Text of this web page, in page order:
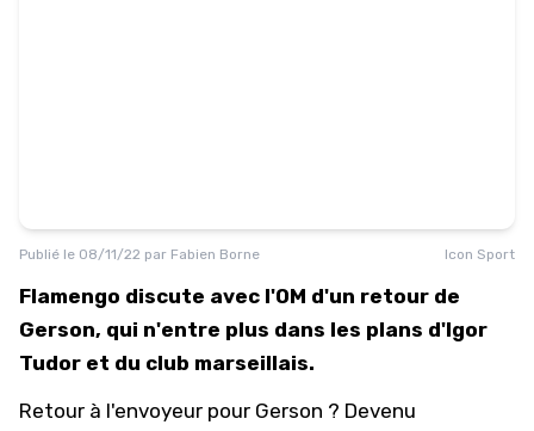
Publié le 08/11/22 par Fabien Borne Icon Sport
Flamengo discute avec l'OM d'un retour de
Gerson, qui n'entre plus dans les plans d'Igor
Tudor et du club marseillais.
Retour à l'envoyeur pour Gerson ? Devenu